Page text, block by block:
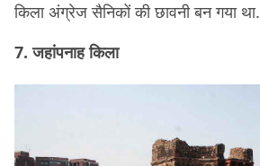
किला अंग्रेज सैनिकों की छावनी बन गया था.
7. जहांपनाह किला